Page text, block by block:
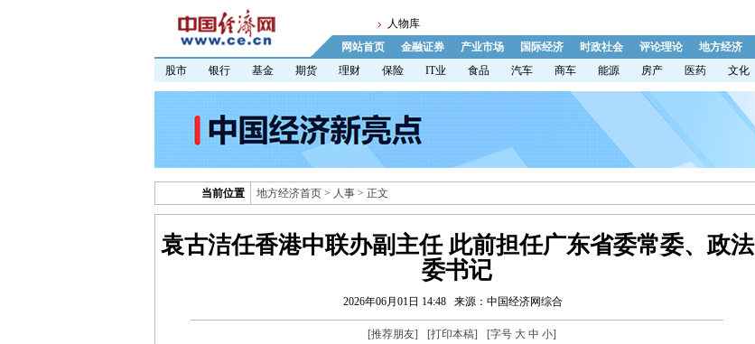
人物库
网站首页
金融证券 产业市场 国际经济 时政社会 评论理论 地方经济
股市
银行 基金 期货 理财 保险 IT业 食品 汽车 商车 能源 房产 医药 文化
当前位置 地方经济首页 > 人事 > 正文
袁古洁任香港中联办副主任 此前担任广东省委常委、政法
委书记
2026年06月01日 14:48 来源：中国经济网综合
[推荐朋友] [打印本稿] [字号 大 中 小]